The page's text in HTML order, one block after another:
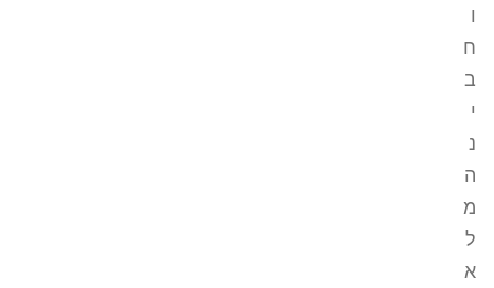
ו
ח
ב
י
נ
ה
מ
ל
א